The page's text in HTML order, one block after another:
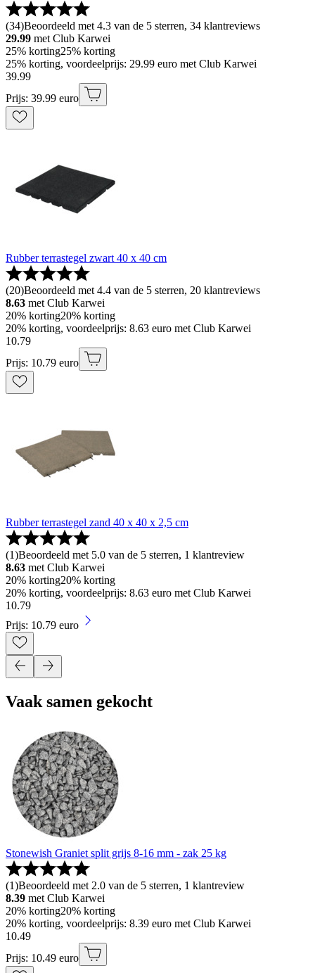
(34)Beoordeeld met 4.3 van de 5 sterren, 34 klantreviews
29.99 met Club Karwei
25% korting25% korting
25% korting, voordeelprijs: 29.99 euro met Club Karwei
39.99
Prijs: 39.99 euro
Rubber terrastegel zwart 40 x 40 cm
(20)Beoordeeld met 4.4 van de 5 sterren, 20 klantreviews
8.63 met Club Karwei
20% korting20% korting
20% korting, voordeelprijs: 8.63 euro met Club Karwei
10.79
Prijs: 10.79 euro
Rubber terrastegel zand 40 x 40 x 2,5 cm
(1)Beoordeeld met 5.0 van de 5 sterren, 1 klantreview
8.63 met Club Karwei
20% korting20% korting
20% korting, voordeelprijs: 8.63 euro met Club Karwei
10.79
Prijs: 10.79 euro
Vaak samen gekocht
Stonewish Graniet split grijs 8-16 mm - zak 25 kg
(1)Beoordeeld met 2.0 van de 5 sterren, 1 klantreview
8.39 met Club Karwei
20% korting20% korting
20% korting, voordeelprijs: 8.39 euro met Club Karwei
10.49
Prijs: 10.49 euro